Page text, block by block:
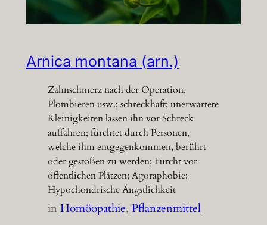
Arnica montana (arn.)
Zahnschmerz nach der Operation,
Plombieren usw.; schreckhaft; unerwartete
Kleinigkeiten lassen ihn vor Schreck
auffahren; fürchtet durch Personen,
welche ihm entgegenkommen, berührt
oder gestoßen zu werden; Furcht vor
öffentlichen Plätzen; Agoraphobie;
Hypochondrische Ängstlichkeit
inHomöopathie, Pflanzenmittel